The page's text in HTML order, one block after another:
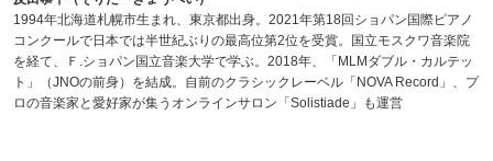
1994年北海道札幌市生まれ、東京都出身。2021年第18回ショパン国際ピアノ
コンクールで日本では半世紀ぶりの最高位第2位を受賞。国立モスクワ音楽院
を経て、Ｆ.ショパン国立音楽大学で学ぶ。2018年、「MLMダブル・カルテッ
ト」（JNOの前身）を結成。自前のクラシックレーベル「NOVA Record」、プ
ロの音楽家と愛好家が集うオンラインサロン「Solistiade」も運営